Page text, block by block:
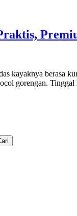
kayaknya berasa
gorengan.